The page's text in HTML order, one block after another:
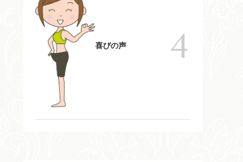
喜びの声